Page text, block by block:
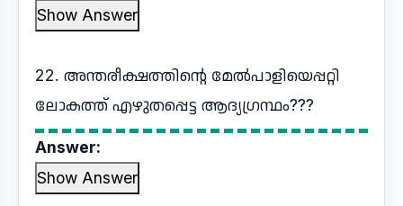
Show Answer
22. അന്തരീക്ഷത്തിന്റെ മേൽപാളിയെപ്പറ്റി
ലോകത്ത് എഴുതപ്പെട്ട ആദ്യഗ്രന്ഥം???
Answer:
Show Answer